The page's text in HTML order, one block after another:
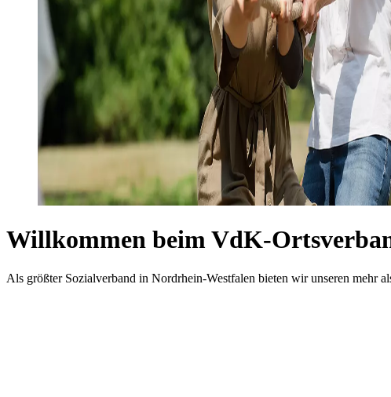
Willkommen beim VdK-
Als größter Sozialverband in Nordrhein-Westfalen bieten wir unseren mehr